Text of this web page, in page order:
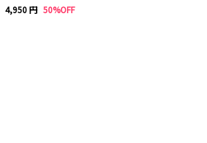
4,950 円 50%OFF